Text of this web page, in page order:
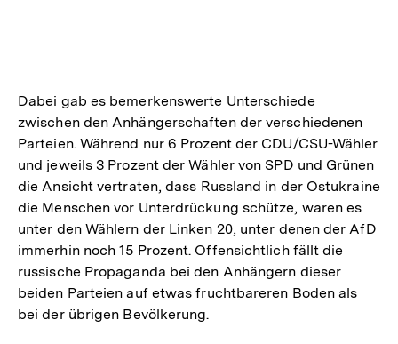
Dabei gab es bemerkenswerte Unterschiede
zwischen den Anhängerschaften der verschiedenen
Parteien. Während nur 6 Prozent der CDU/CSU-Wähler
und jeweils 3 Prozent der Wähler von SPD und Grünen
die Ansicht vertraten, dass Russland in der Ostukraine
die Menschen vor Unterdrückung schütze, waren es
unter den Wählern der Linken 20, unter denen der AfD
immerhin noch 15 Prozent. Offensichtlich fällt die
russische Propaganda bei den Anhängern dieser
beiden Parteien auf etwas fruchtbareren Boden als
bei der übrigen Bevölkerung.